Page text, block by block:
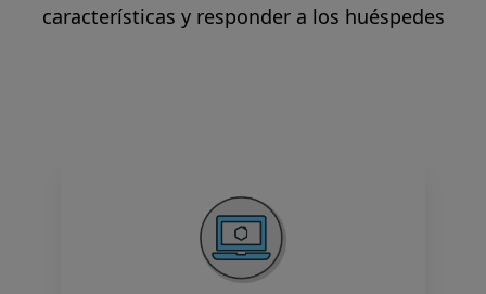
características y responder a los huéspedes